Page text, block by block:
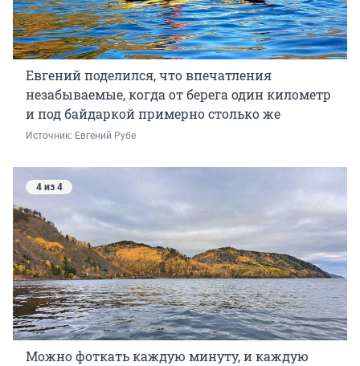
Евгений поделился, что впечатления
незабываемые, когда от берега один километр
и под байдаркой примерно столько же
Источник: Евгений Рубе
4 из 4
Можно фоткать каждую минуту, и каждую